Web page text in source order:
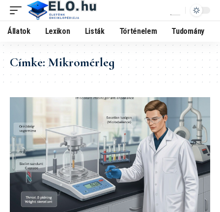
Állatok Lexikon Listák Történelem Tudomány
Címke:Mikromérleg